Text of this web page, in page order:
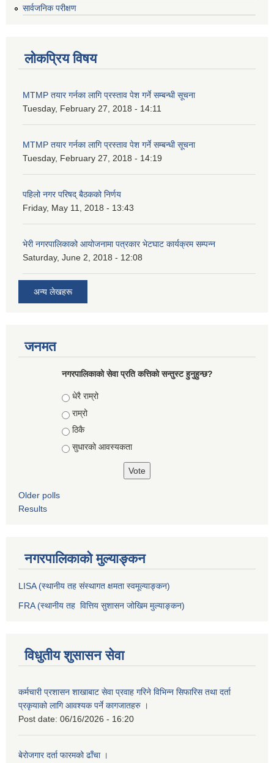
सार्वजनिक परीक्षण
लोकप्रिय विषय
MTMP तयार गर्नका लागि प्रस्ताव पेश गर्ने सम्बन्धी सूचना
Tuesday, February 27, 2018 - 14:11
MTMP तयार गर्नका लागि प्रस्ताव पेश गर्ने सम्बन्धी सूचना
Tuesday, February 27, 2018 - 14:19
पहिलो नगर परिषद् बैठकको निर्णय
Friday, May 11, 2018 - 13:43
भेरी नगरपालिकाको आयोजनामा पत्रकार भेटघाट कार्यक्रम सम्पन्न
Saturday, June 2, 2018 - 12:08
अन्य लेखहरू
जनमत
नगरपालिकाको सेवा प्रति कत्तिको सन्तुस्ट हुनुहुन्छ?
Choices
धेरै राम्रो
राम्रो
ठिकै
सुधारको आवस्यकता
Older polls
Results
नगरपालिकाको मुल्याङ्कन
LISA (स्थानीय तह संस्थागत क्षमता स्वमूल्याङ्कन)
FRA (स्थानीय तह वित्तिय सुशासन जोखिम मुल्याङ्कन)
विधुतीय शुसासन सेवा
कर्मचारी प्रशासन शाखाबाट सेवा प्रवाह गरिने विभिन्न सिफारिस तथा दर्ता
प्रकृयाको लागि आवश्यक पर्ने कागजातहरु ।
Post date: 06/16/2026 - 16:20
बेरोजगार दर्ता फारमको ढाँचा ।